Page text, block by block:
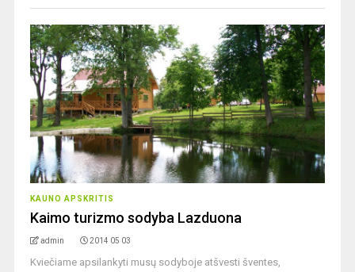
KAUNO APSKRITIS
Kaimo turizmo sodyba Lazduona
admin 2014 05 03
Kviečiame apsilankyti musų sodyboje atšvesti šventes,